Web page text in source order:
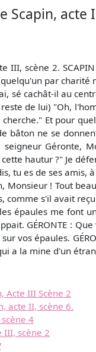
Scapin, acte
III, scène 2.
par
sé cachât-il au
de lui) "Oh,
Et pour
bâton ne se
Géronte,
hautur ?" Je
tu es de ses
Monsieur ! Tout
s'il avait
épaules me font
GÉRONTE :
vos épaules.
a la mine d'un
Acte III Scène 2
acte II, scène 6.
4
III, scène 2